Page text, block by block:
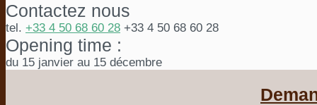
Contactez nous
tel. +33 4 50 68 60 28 +33 4 50 68 60 28
Opening time :
du 15 janvier au 15 décembre